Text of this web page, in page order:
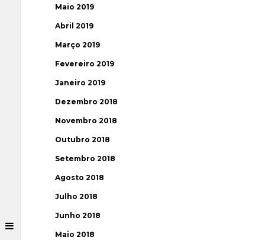
Maio 2019
Abril 2019
Março 2019
Fevereiro 2019
Janeiro 2019
Dezembro 2018
Novembro 2018
Outubro 2018
Setembro 2018
Agosto 2018
Julho 2018
Junho 2018
Maio 2018